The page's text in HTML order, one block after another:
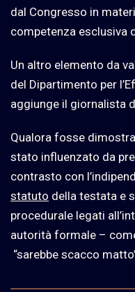
dal Congresso in
competenza esclusiva
Un altro elemento da
del Dipartimento per
aggiunge il giornalista
Qualora fosse
stato influenzato da
contrasto con
statuto della testata e
procedurale legati
autorità formale –
“sarebbe scacco